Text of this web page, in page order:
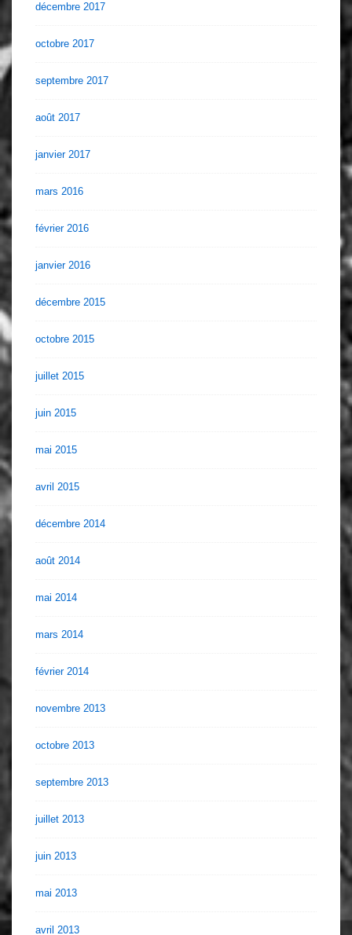
décembre 2017
octobre 2017
septembre 2017
août 2017
janvier 2017
mars 2016
février 2016
janvier 2016
décembre 2015
octobre 2015
juillet 2015
juin 2015
mai 2015
avril 2015
décembre 2014
août 2014
mai 2014
mars 2014
février 2014
novembre 2013
octobre 2013
septembre 2013
juillet 2013
juin 2013
mai 2013
avril 2013